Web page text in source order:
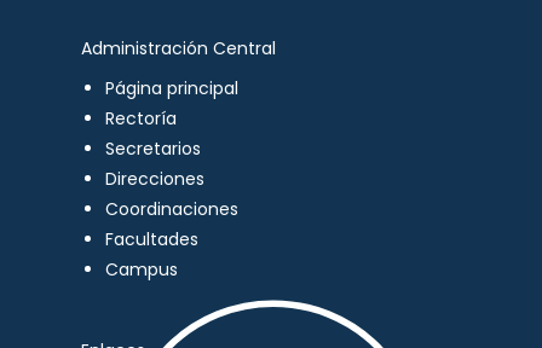
Administración Central
Página principal
Rectoría
Secretarios
Direcciones
Coordinaciones
Facultades
Campus